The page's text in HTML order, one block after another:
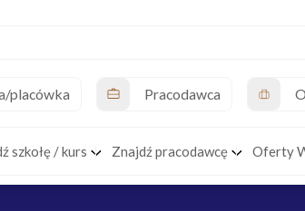
placówka Pracodawca
szkołę / kurs Znajdź pracodawcę Oferty